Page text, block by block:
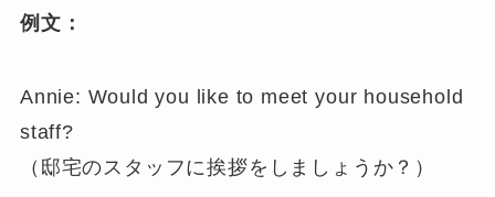
例文：
Annie: Would you like to meet your household
staff?
（邸宅のスタッフに挨拶をしましょうか？）